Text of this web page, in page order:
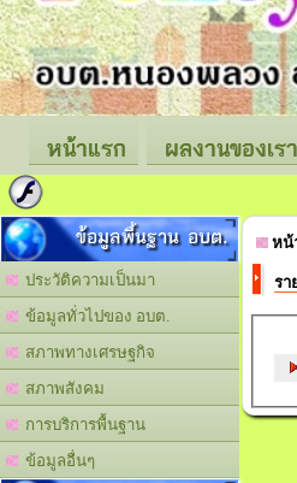
หน้าแรก ผลงานของเรา
ข้อมูลพื้นฐาน อบต.
ประวัติความเป็นมา
ข้อมูลทั่วไปของ อบต.
สภาพทางเศรษฐกิจ
สภาพสังคม
การบริการพื้นฐาน
ข้อมูลอื่นๆ
หน้
รา